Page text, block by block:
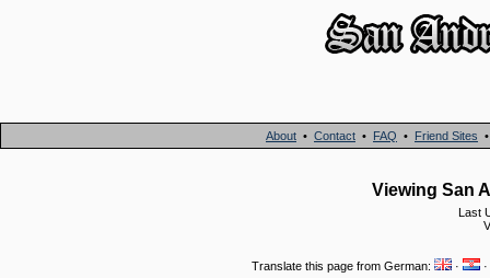
About • Contact • FAQ • Friend Sites
Viewing San
Last
Translate this page from German: · ·